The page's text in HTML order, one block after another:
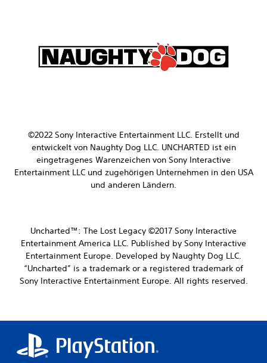
©2022 Sony Interactive Entertainment LLC. Erstellt und
entwickelt von Naughty Dog LLC. UNCHARTED ist ein
eingetragenes Warenzeichen von Sony Interactive
Entertainment LLC und zugehörigen Unternehmen in den USA
und anderen Ländern.
Uncharted™: The Lost Legacy ©2017 Sony Interactive
Entertainment America LLC. Published by Sony Interactive
Entertainment Europe. Developed by Naughty Dog LLC.
“Uncharted” is a trademark or a registered trademark of
Sony Interactive Entertainment Europe. All rights reserved.